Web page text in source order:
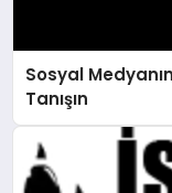
Sosyal
Tanışın